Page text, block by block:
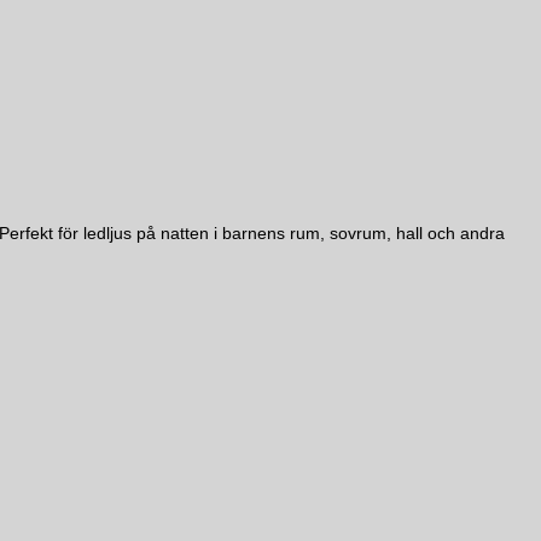
för ledljus på natten i barnens rum, sovrum, hall och andra